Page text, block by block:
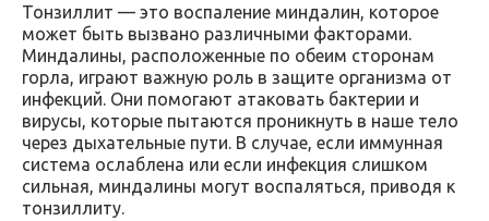
Тонзиллит — это воспаление миндалин, которое
может быть вызвано различными факторами.
Миндалины, расположенные по обеим сторонам
горла, играют важную роль в защите организма от
инфекций. Они помогают атаковать бактерии и
вирусы, которые пытаются проникнуть в наше тело
через дыхательные пути. В случае, если иммунная
система ослаблена или если инфекция слишком
сильная, миндалины могут воспаляться, приводя к
тонзиллиту.